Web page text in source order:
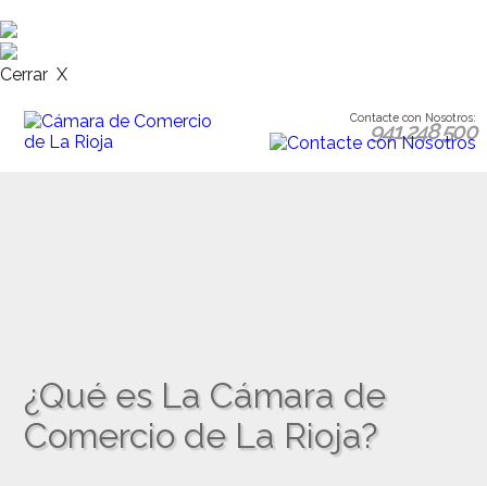
Cerrar X
Contacte con Nosotros:
941 248 500
¿Qué es La Cámara de
Comercio de La Rioja?